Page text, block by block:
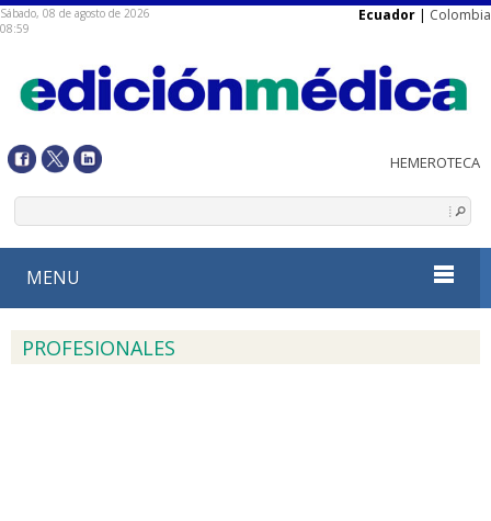
Sábado, 08 de agosto de 2026
08:59
Ecuador | Colombia
MENU
PROFESIONALES